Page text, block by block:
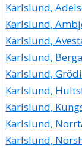
Karlslund,
Karlslund,
Karlslund,
Karlslund, Berga
Karlslund,
Karlslund,
Karlslund,
Karlslund,
Karlslund,